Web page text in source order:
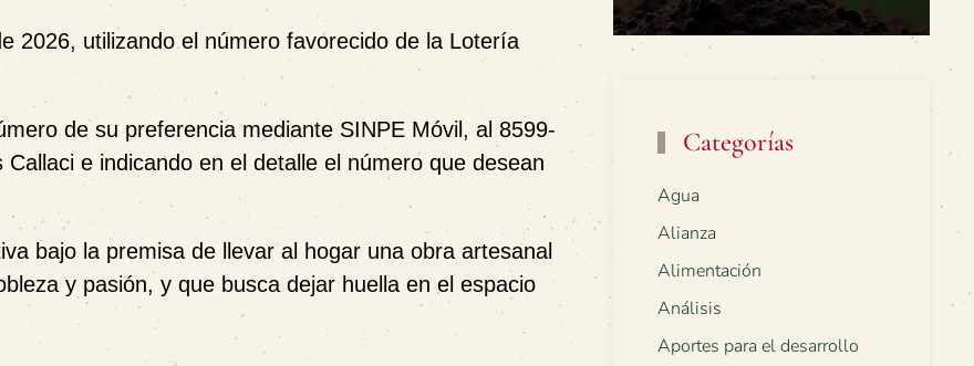
2026, utilizando el número favorecido de la Lotería
de su preferencia mediante SINPE Móvil , al 8599-
Callaci e indicando en el detalle el número que desean
bajo la premisa de llevar al hogar una obra artesanal
y pasión, y que busca dejar huella en el espacio
Categorías
Agua
Alianza
Alimentación
Análisis
Aportes para el desarrollo